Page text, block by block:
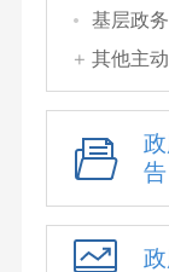
基层政
其他主
告